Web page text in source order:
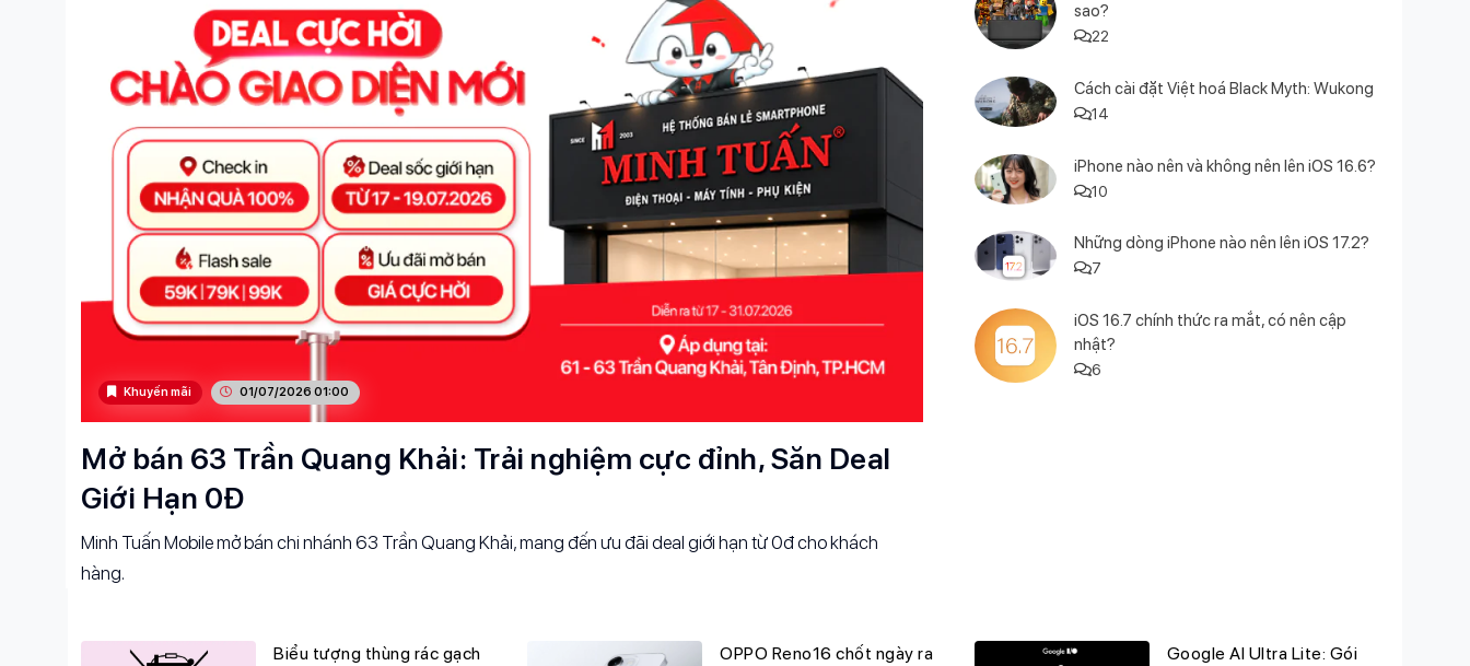
Osmo Pocket 4 Ốp lưng Apple
Loa Marshall Cốc sạc Apple
Khuyến mãi 01/07/2026 01:00
Mở bán 63 Trần Quang Khải: Trải nghiệm cực đỉnh, Săn Deal
Giới Hạn 0Đ
Minh Tuấn Mobile mở bán chi nhánh 63 Trần Quang Khải, mang đến ưu đãi deal giới hạn từ 0đ cho khách
hàng.
sao?
22
Cách cài đặt Việt hoá Black Myth: Wukong
14
iPhone nào nên và không nên lên iOS 16.6?
10
Những dòng iPhone nào nên lên iOS 17.2?
7
iOS 16.7 chính thức ra mắt, có nên cập
nhật?
6
Biểu tượng thùng rác gạch
OPPO Reno16 chốt ngày ra
Google AI Ultra Lite: Gói